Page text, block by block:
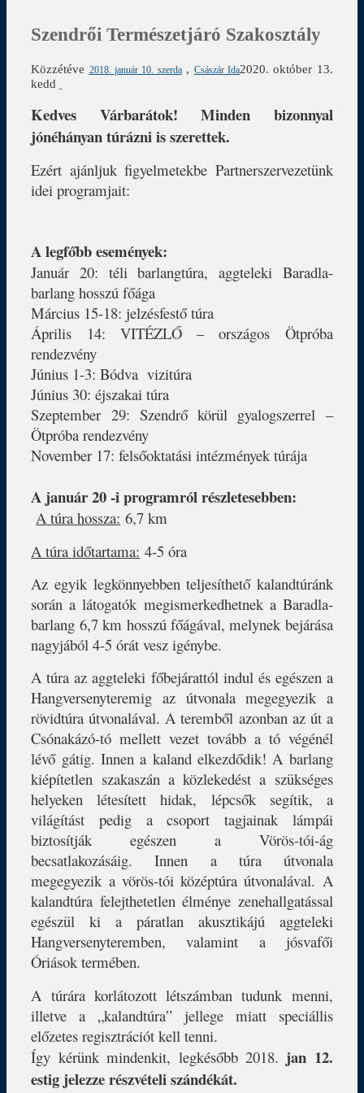
Szendrői Természetjáró Szakosztály
Közzétéve 2018. január 10. szerda , Császár Ida2020. október 13.
kedd
Kedves Várbarátok! Minden bizonnyal
jónéhányan túrázni is szerettek.
Ezért ajánljuk figyelmetekbe Partnerszervezetünk
idei programjait:
A legfőbb események:
Január 20: téli barlangtúra, aggteleki Baradla-
barlang hosszú főága
Március 15-18: jelzésfestő túra
Április 14: VITÉZLŐ – országos Ötpróba
rendezvény
Június 1-3: Bódva vizitúra
Június 30: éjszakai túra
Szeptember 29: Szendrő körül gyalogszerrel –
Ötpróba rendezvény
November 17: felsőoktatási intézmények túrája
A január 20 -i programról részletesebben:
A túra hossza: 6,7 km
A túra időtartama: 4-5 óra
Az egyik legkönnyebben teljesíthető kalandtúránk
során a látogatók megismerkedhetnek a Baradla-
barlang 6,7 km hosszú főágával, melynek bejárása
nagyjából 4-5 órát vesz igénybe.
A túra az aggteleki főbejárattól indul és egészen a
Hangversenyteremig az útvonala megegyezik a
rövidtúra útvonalával. A teremből azonban az út a
Csónakázó-tó mellett vezet tovább a tó végénél
lévő gátig. Innen a kaland elkezdődik! A barlang
kiépítetlen szakaszán a közlekedést a szükséges
helyeken létesített hidak, lépcsők segítik, a
világítást pedig a csoport tagjainak lámpái
biztosítják egészen a Vörös-tói-ág
becsatlakozásáig. Innen a túra útvonala
megegyezik a vörös-tói középtúra útvonalával. A
kalandtúra felejthetetlen élménye zenehallgatással
egészül ki a páratlan akusztikájú aggteleki
Hangversenyteremben, valamint a jósvafői
Óriások termében.
A túrára korlátozott létszámban tudunk menni,
illetve a „kalandtúra” jellege miatt speciállis
előzetes regisztrációt kell tenni.
Így kérünk mindenkit, legkésőbb 2018. jan 12.
estig jelezze részvételi szándékát.